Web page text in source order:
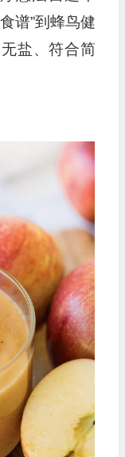
谱”到蜂鸟健
盐、符合简